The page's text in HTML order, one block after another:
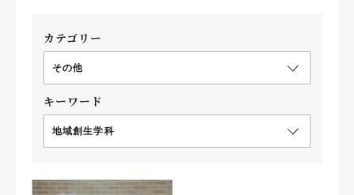
カテゴリー
その他
キーワード
地域創生学科